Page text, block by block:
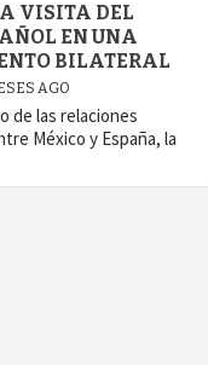
VISITA DEL
EN UNA
BILATERAL
AGO
de las relaciones
México y España, la